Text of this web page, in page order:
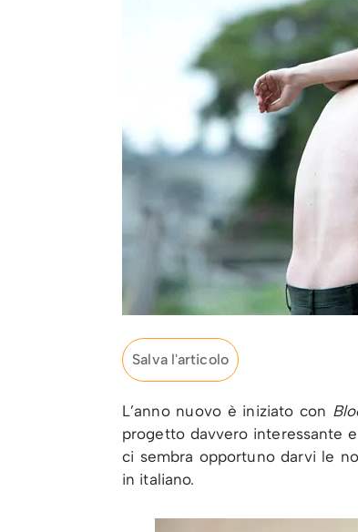
Salva l'articolo
L’anno nuovo è iniziato con
progetto davvero interessante
ci sembra opportuno darvi le
in italiano.